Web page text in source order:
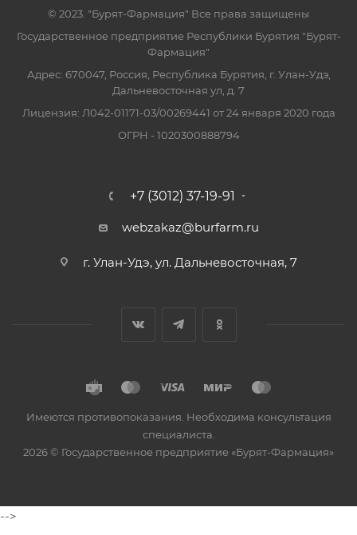
© 2023. "Бурят-Фармация" Все права защищены
Государственное предприятие Республики Бурятия "Бурят-
Фармация"
Адрес: 670047, Россия, Республика Бурятия, г. Улан-Удэ,
Дальневосточная ул, д. 7
Лицензия: Л042-01171-03/00269441 от 24 января 2020 года
ОГРН - 1020300888794
+7 (3012) 37-19-91
webzakaz@burfarm.ru
г. Улан-Удэ, ул. Дальневосточная, 7
Имеются противопоказания. Необходима консультация
специалиста.
2026 © Государственное предприятие «Бурят-Фармация»
-->